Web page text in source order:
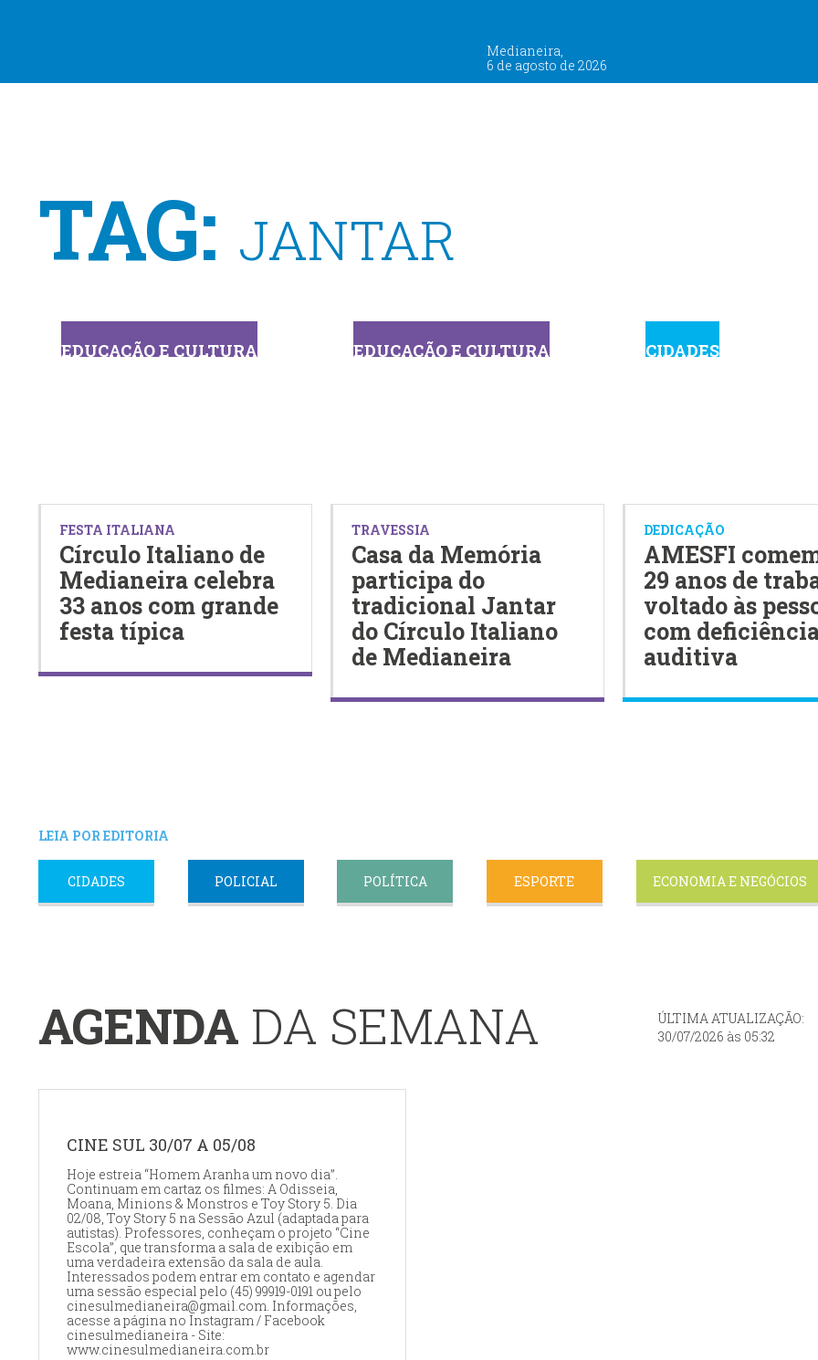
Medianeira,
6 de agosto de 2026
TAG: JANTAR
EDUCAÇÃO E CULTURA
FESTA ITALIANA
Círculo Italiano de
Medianeira celebra
33 anos com grande
festa típica
EDUCAÇÃO E CULTURA
TRAVESSIA
Casa da Memória
participa do
tradicional Jantar
do Círculo Italiano
de Medianeira
CIDADES
DEDICAÇÃO
AMESFI
29 anos de
voltado às
com
auditiva
LEIA POR EDITORIA
CIDADES POLICIAL POLÍTICA ESPORTE ECONOMIA E NEGÓCIOS
AGENDA DA SEMANA
ÚLTIMA ATUALIZAÇÃO:
30/07/2026 às 05:32
CINE SUL 30/07 A 05/08
Hoje estreia “Homem Aranha um novo dia”.
Continuam em cartaz os filmes: A Odisseia,
Moana, Minions & Monstros e Toy Story 5. Dia
02/08, Toy Story 5 na Sessão Azul (adaptada para
autistas). Professores, conheçam o projeto “Cine
Escola”, que transforma a sala de exibição em
uma verdadeira extensão da sala de aula.
Interessados podem entrar em contato e agendar
uma sessão especial pelo (45) 99919-0191 ou pelo
cinesulmedianeira@gmail.com. Informações,
acesse a página no Instagram / Facebook
cinesulmedianeira - Site:
www.cinesulmedianeira.com.br